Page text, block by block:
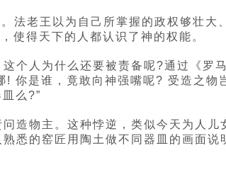
法老王以为自己所掌握的政权够壮大
使得天下的人都认识了神的权能。
个人为什么还要被责备呢?通过《罗
你是谁，竟敢向神强嘴呢? 受造之物
么?”
造物主。这种悖逆，类似今天为人儿
悉的窑匠用陶土做不同器皿的画面说